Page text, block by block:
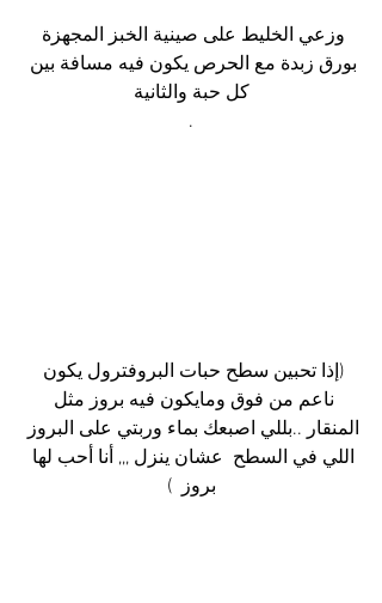
وزعي الخليط على صينية الخبز المجهزة
بورق زبدة مع الحرص يكون فيه مسافة بين
كل حبة والثانية
.
(إذا تحبين سطح حبات البروفترول يكون
ناعم من فوق ومايكون فيه بروز مثل
المنقار ..بللي اصبعك بماء وربتي على البروز
اللي في السطح  عشان ينزل ,,, أنا أحب لها
بروز  )